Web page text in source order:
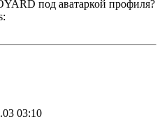
под аватаркой профиля?
03:10